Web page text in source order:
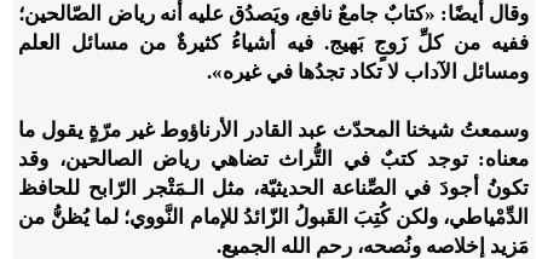
وقال أيضًا: «كتابٌ جامعٌ نافع، ويَصدُق عليه أنه ‌رياض ‌الصّالحين؛
ففيه من كلِّ زَوجٍ بَهيج. فيه أشياءُ كثيرةٌ من مسائل العلم
ومسائل الآداب لا تكاد تجدُها في غيره».
وسمعتُ شيخنا المحدّث عبد القادر الأرناؤوط غير مرّةٍ يقول ما
معناه: توجد كتبٌ في التُّراث تضاهي رياض الصالحين، وقد
تكونُ أجودَ في الصِّناعة الحديثيّة، مثل الـمَتْجر الرّابح للحافظ
الدِّمْياطي، ولكن كُتِبَ القَبولُ الزّائدُ للإمام النَّووي؛ لما يُظنُّ من
مَزيد إخلاصه ونُصحه، رحم الله الجميع.